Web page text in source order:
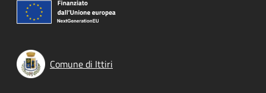
Comune di Ittiri